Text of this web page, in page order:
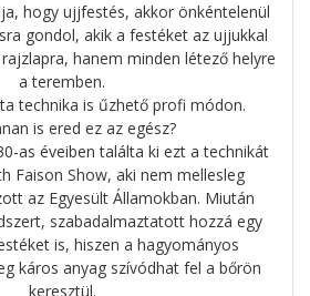
hogy ujjfestés, akkor önkéntelenül
gondol, akik a festéket az ujjukkal
hanem minden létező helyre
a teremben.
technika is űzhető profi módon.
is ered ez az egész?
as éveiben találta ki ezt a technikát
Faison Show, aki nem mellesleg
az Egyesült Államokban. Miután
szabadalmaztatott hozzá egy
is, hiszen a hagyományos
káros anyag szívódhat fel a bőrön
keresztül.